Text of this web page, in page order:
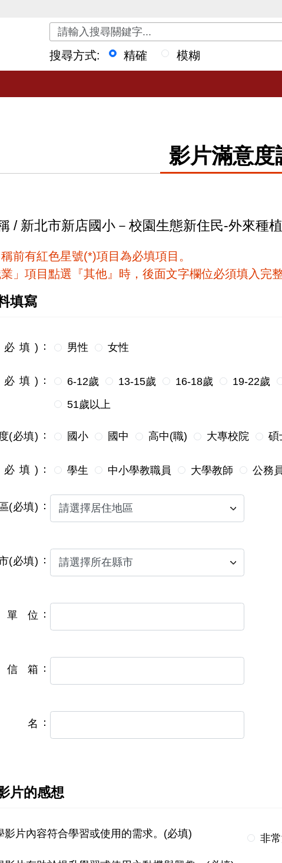
關鍵字搜尋
搜尋方式:
精確 模糊
影片滿意度
/ 新北市新店國小－校園生態新住民-外來種
前有紅色星號(*)項目為必填項目。
」項目點選『其他』時，後面文字欄位必須填入完
填寫
填) 男性 女性
填) 6-12歲 13-15歲 16-18歲 19-22歲
51歲以上
(必填) 國小 國中 高中(職) 大專校院 碩
填) 學生 中小學教職員 大學教師 公務
(必填)
(必填)
位
箱
片的感想
影片內容符合學習或使用的需求。(必填) 非